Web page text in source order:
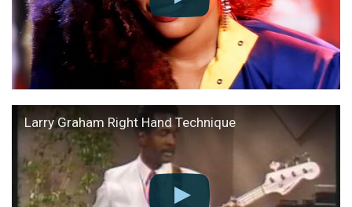
Larry Graham Right Hand Technique